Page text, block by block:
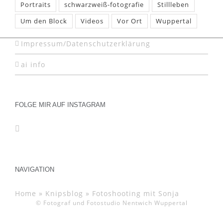
Portraits
schwarzweiß-fotografie
Stillleben
Um den Block
Videos Vor Ort Wuppertal
Impressum/Datenschutzerklärung
ai info
FOLGE MIR AUF INSTAGRAM
NAVIGATION
Home » Knipsblog » Fotoshooting mit Sonja
© Fotograf und Fotostudio Nentwich Wuppertal